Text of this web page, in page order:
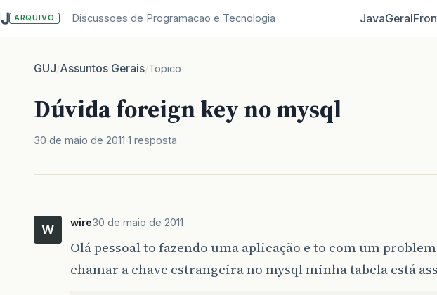
ARQUIVO Discussoes de Programacao e Tecnologia JavaGeral
GUJ/Assuntos Gerais/Topico
Dúvida foreign key no mysql
30 de maio de 2011 1 resposta
W wire30 de maio de 2011
Olá pessoal to fazendo uma aplicação e to com um
chamar a chave estrangeira no mysql minha tabela está